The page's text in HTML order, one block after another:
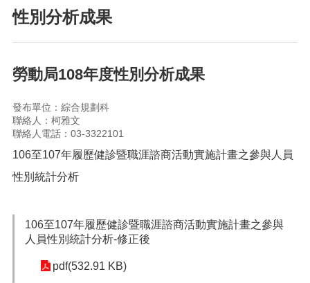
動
局
關
通
錄
業
務
訊
性別分析成果
勞動局108年度性別分析成果
發布單位：綜合規劃科
聯絡人：柯雅文
聯絡人電話：03-3322101
106至107年履歷健診暨職涯諮商活動實施計畫之參與人員
性別統計分析
106至107年履歷健診暨職涯諮商活動實施計畫之參與
人員性別統計分析-修正後
pdf(532.91 KB)